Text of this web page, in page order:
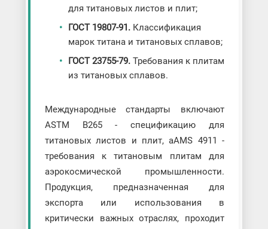
для титановых листов и плит;
ГОСТ 19807-91.Классификация
марок титана и титановых сплавов;
ГОСТ 23755-79.Требования к плитам
из титановых сплавов.
Международные стандарты включают
ASTM B265 - спецификацию для
титановых листов и плит, аAMS 4911 -
требования к титановым плитам для
аэрокосмической промышленности.
Продукция, предназначенная для
экспорта или использования в
критически важных отраслях, проходит